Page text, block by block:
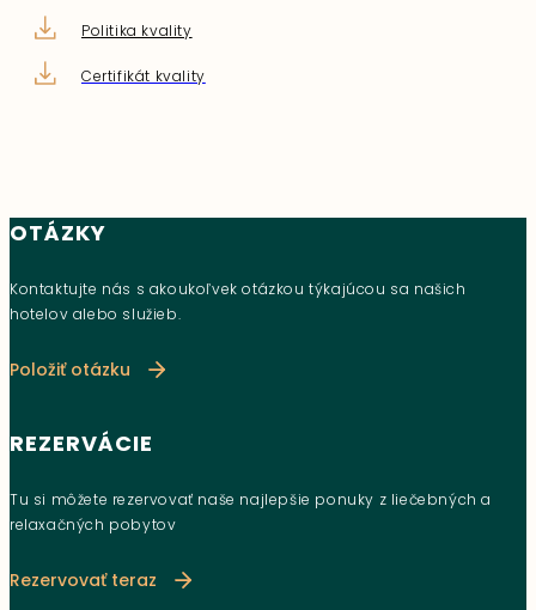
Politika kvality
Certifikát kvality
OTÁZKY
Kontaktujte nás s akoukoľvek otázkou týkajúcou sa našich
hotelov alebo služieb.
Položiť otázku
REZERVÁCIE
Tu si môžete rezervovať naše najlepšie ponuky z liečebných a
relaxačných pobytov
Rezervovať teraz